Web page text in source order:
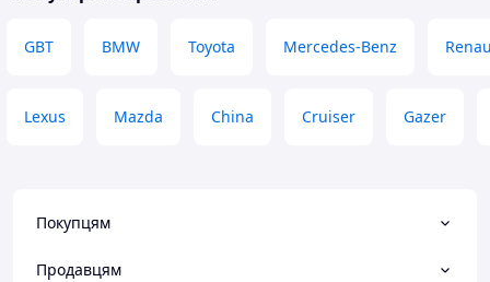
GBT BMW Toyota Mercedes-Benz
Lexus Mazda China Cruiser Gazer
Покупцям
Продавцям